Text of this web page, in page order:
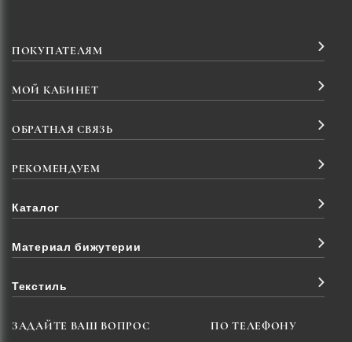
ПОКУПАТЕЛЯМ
МОЙ КАБИНЕТ
ОБРАТНАЯ СВЯЗЬ
РЕКОМЕНДУЕМ
Каталог
Материал бижутерии
Текстиль
ЗАДАЙТЕ ВАШ ВОПРОС ПО ТЕЛЕФОНУ